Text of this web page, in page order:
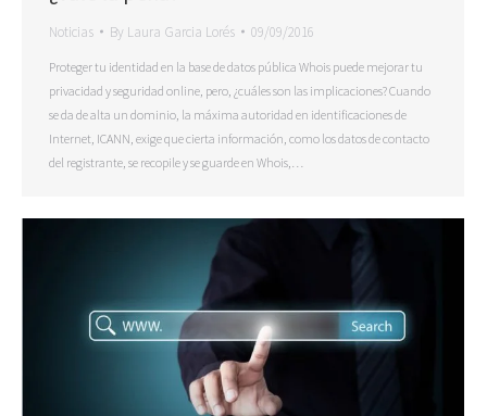
Noticias By Laura Garcia Lorés 09/09/2016
Proteger tu identidad en la base de datos pública Whois puede mejorar tu
privacidad y seguridad online, pero, ¿cuáles son las implicaciones? Cuando
se da de alta un dominio, la máxima autoridad en identificaciones de
Internet, ICANN, exige que cierta información, como los datos de contacto
del registrante, se recopile y se guarde en Whois,…